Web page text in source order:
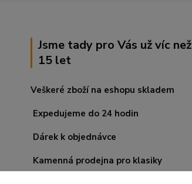
Jsme tady pro Vás už víc než
15 let
Veškeré zboží na eshopu skladem
Expedujeme do 24 hodin
Dárek k objednávce
Kamenná prodejna pro klasiky